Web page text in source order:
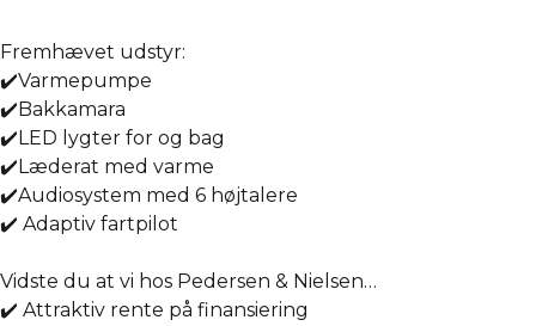
Fremhævet udstyr:
✔️Varmepumpe
✔️Bakkamara
✔️LED lygter for og bag
✔️Læderat med varme
✔️Audiosystem med 6 højtalere
✔️ Adaptiv fartpilot
Vidste du at vi hos Pedersen & Nielsen…
✔️ Attraktiv rente på finansiering